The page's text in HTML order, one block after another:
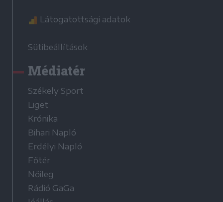
Látogatottsági adatok
Sütibeállítások
Médiatér
Székely Sport
Liget
Krónika
Bihari Napló
Erdélyi Napló
Főtér
Nőileg
Rádió GaGa